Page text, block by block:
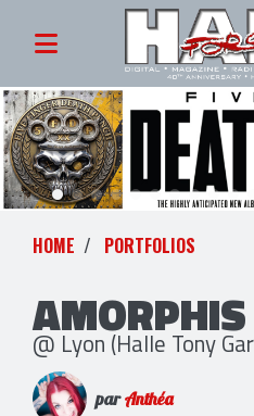
HOME PORTFOLIOS
AMORPHIS
@ Lyon (Halle Tony
parAnthéa